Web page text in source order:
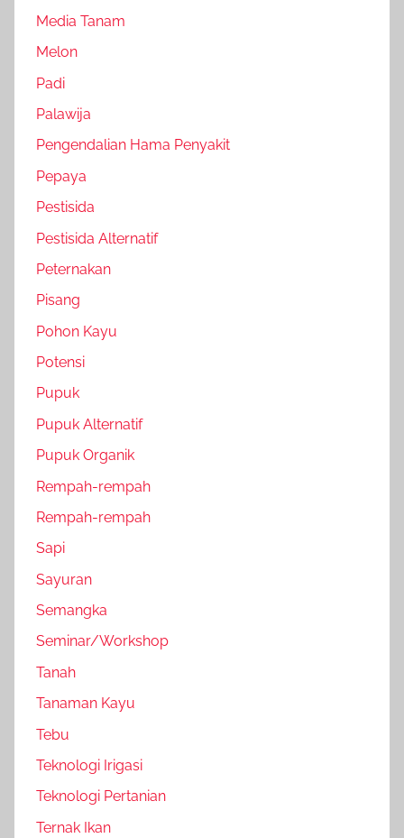
Media Tanam
Melon
Padi
Palawija
Pengendalian Hama Penyakit
Pepaya
Pestisida
Pestisida Alternatif
Peternakan
Pisang
Pohon Kayu
Potensi
Pupuk
Pupuk Alternatif
Pupuk Organik
Rempah-rempah
Rempah-rempah
Sapi
Sayuran
Semangka
Seminar/Workshop
Tanah
Tanaman Kayu
Tebu
Teknologi Irigasi
Teknologi Pertanian
Ternak Ikan